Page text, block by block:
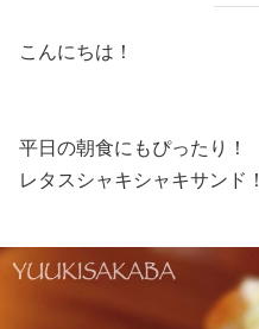
こんにちは！
平日の朝食にもぴったり！
レタスシャキシャキサンド！